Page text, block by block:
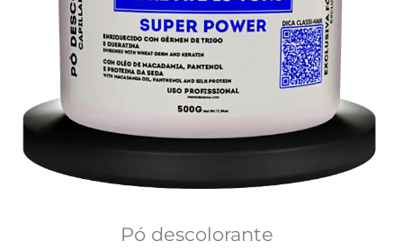
Pó descolorante